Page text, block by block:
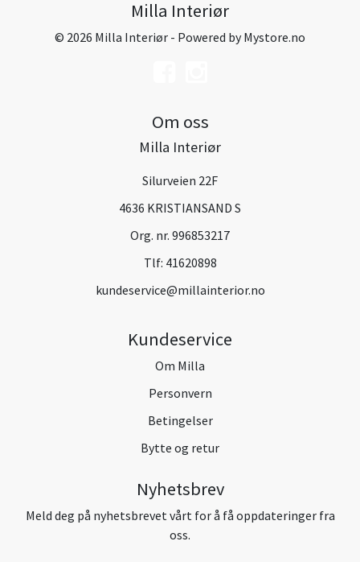
Milla Interiør
© 2026 Milla Interiør - Powered byMystore.no
Om oss
Milla Interiør
Silurveien 22F
4636 KRISTIANSAND S
Org. nr. 996853217
Tlf: 41620898
kundeservice@millainterior.no
Kundeservice
Om Milla
Personvern
Betingelser
Bytte og retur
Nyhetsbrev
Meld deg på nyhetsbrevet vårt for å få oppdateringer fra
oss.